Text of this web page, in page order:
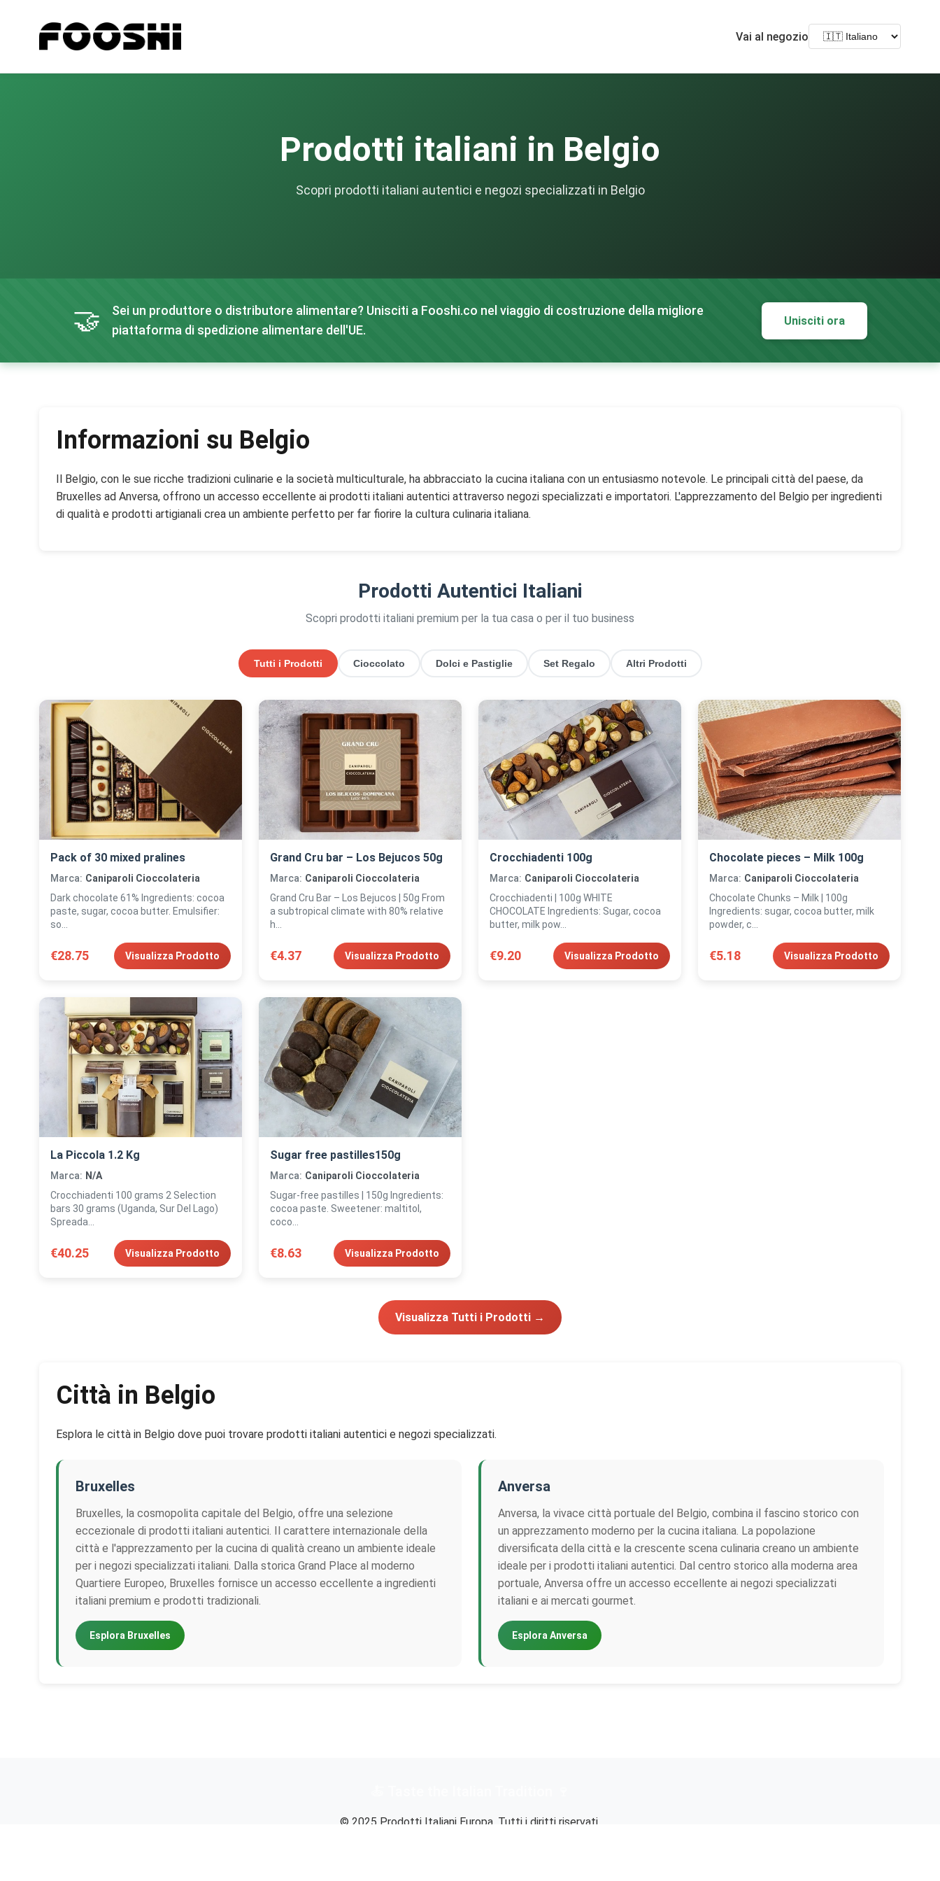
Vai al negozio
Prodotti italiani in Belgio
Scopri prodotti italiani autentici e negozi specializzati in Belgio
🤝
Sei un produttore o distributore alimentare? Unisciti a Fooshi.co nel viaggio di costruzione della migliore
piattaforma di spedizione alimentare dell'UE.
Unisciti ora
Informazioni su Belgio
Il Belgio, con le sue ricche tradizioni culinarie e la società multiculturale, ha abbracciato la cucina italiana con un entusiasmo notevole. Le principali città del paese, da
Bruxelles ad Anversa, offrono un accesso eccellente ai prodotti italiani autentici attraverso negozi specializzati e importatori. L'apprezzamento del Belgio per ingredienti
di qualità e prodotti artigianali crea un ambiente perfetto per far fiorire la cultura culinaria italiana.
Prodotti Autentici Italiani
Scopri prodotti italiani premium per la tua casa o per il tuo business
Tutti i Prodotti Cioccolato Dolci e Pastiglie Set Regalo Altri Prodotti
Pack of 30 mixed pralines
Marca: Caniparoli Cioccolateria
Dark chocolate 61% Ingredients: cocoa
paste, sugar, cocoa butter. Emulsifier:
so...
€28.75 Visualizza Prodotto
Grand Cru bar – Los Bejucos 50g
Marca: Caniparoli Cioccolateria
Grand Cru Bar – Los Bejucos | 50g From
a subtropical climate with 80% relative
h...
€4.37 Visualizza Prodotto
Crocchiadenti 100g
Marca: Caniparoli Cioccolateria
Crocchiadenti | 100g WHITE
CHOCOLATE Ingredients: Sugar, cocoa
butter, milk pow...
€9.20 Visualizza Prodotto
Chocolate pieces – Milk 100g
Marca: Caniparoli Cioccolateria
Chocolate Chunks – Milk | 100g
Ingredients: sugar, cocoa butter, milk
powder, c...
€5.18 Visualizza Prodotto
La Piccola 1.2 Kg
Marca: N/A
Crocchiadenti 100 grams 2 Selection
bars 30 grams (Uganda, Sur Del Lago)
Spreada...
€40.25 Visualizza Prodotto
Sugar free pastilles150g
Marca: Caniparoli Cioccolateria
Sugar-free pastilles | 150g Ingredients:
cocoa paste. Sweetener: maltitol,
coco...
€8.63 Visualizza Prodotto
Visualizza Tutti i Prodotti →
Città in Belgio
Esplora le città in Belgio dove puoi trovare prodotti italiani autentici e negozi specializzati.
Bruxelles
Bruxelles, la cosmopolita capitale del Belgio, offre una selezione
eccezionale di prodotti italiani autentici. Il carattere internazionale della
città e l'apprezzamento per la cucina di qualità creano un ambiente ideale
per i negozi specializzati italiani. Dalla storica Grand Place al moderno
Quartiere Europeo, Bruxelles fornisce un accesso eccellente a ingredienti
italiani premium e prodotti tradizionali.
Esplora Bruxelles
Anversa
Anversa, la vivace città portuale del Belgio, combina il fascino storico con
un apprezzamento moderno per la cucina italiana. La popolazione
diversificata della città e la crescente scena culinaria creano un ambiente
ideale per i prodotti italiani autentici. Dal centro storico alla moderna area
portuale, Anversa offre un accesso eccellente ai negozi specializzati
italiani e ai mercati gourmet.
Esplora Anversa
© 2025 Prodotti Italiani Europa. Tutti i diritti riservati.